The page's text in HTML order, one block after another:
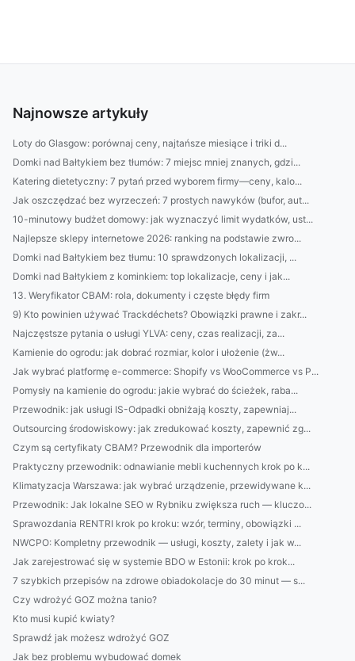
Najnowsze artykuły
Loty do Glasgow: porównaj ceny, najtańsze miesiące i triki d...
Domki nad Bałtykiem bez tłumów: 7 miejsc mniej znanych, gdzi...
Katering dietetyczny: 7 pytań przed wyborem firmy—ceny, kalo...
Jak oszczędzać bez wyrzeczeń: 7 prostych nawyków (bufor, aut...
10-minutowy budżet domowy: jak wyznaczyć limit wydatków, ust...
Najlepsze sklepy internetowe 2026: ranking na podstawie zwro...
Domki nad Bałtykiem bez tłumu: 10 sprawdzonych lokalizacji, ...
Domki nad Bałtykiem z kominkiem: top lokalizacje, ceny i jak...
13. Weryfikator CBAM: rola, dokumenty i częste błędy firm
9) Kto powinien używać Trackdéchets? Obowiązki prawne i zakr...
Najczęstsze pytania o usługi YLVA: ceny, czas realizacji, za...
Kamienie do ogrodu: jak dobrać rozmiar, kolor i ułożenie (żw...
Jak wybrać platformę e-commerce: Shopify vs WooCommerce vs P...
Pomysły na kamienie do ogrodu: jakie wybrać do ścieżek, raba...
Przewodnik: jak usługi IS-Odpadki obniżają koszty, zapewniaj...
Outsourcing środowiskowy: jak zredukować koszty, zapewnić zg...
Czym są certyfikaty CBAM? Przewodnik dla importerów
Praktyczny przewodnik: odnawianie mebli kuchennych krok po k...
Klimatyzacja Warszawa: jak wybrać urządzenie, przewidywane k...
Przewodnik: Jak lokalne SEO w Rybniku zwiększa ruch — kluczo...
Sprawozdania RENTRI krok po kroku: wzór, terminy, obowiązki ...
NWCPO: Kompletny przewodnik — usługi, koszty, zalety i jak w...
Jak zarejestrować się w systemie BDO w Estonii: krok po krok...
7 szybkich przepisów na zdrowe obiadokolacje do 30 minut — s...
Czy wdrożyć GOZ można tanio?
Kto musi kupić kwiaty?
Sprawdź jak możesz wdrożyć GOZ
Jak bez problemu wybudować domek